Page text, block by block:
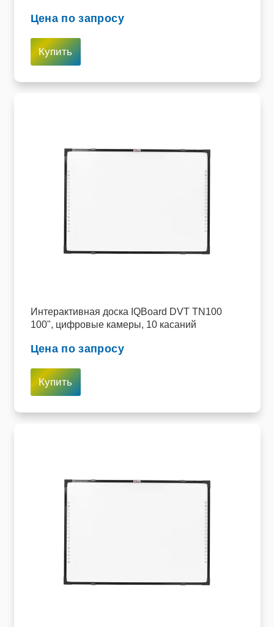
Цена по запросу
Купить
Интерактивная доска IQBoard DVT TN100
100", цифровые камеры, 10 касаний
Цена по запросу
Купить